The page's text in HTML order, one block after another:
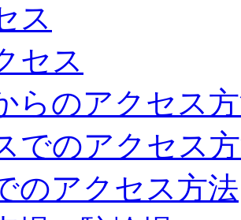
ス
セス
らのアクセス
でのアクセス
のアクセス方法